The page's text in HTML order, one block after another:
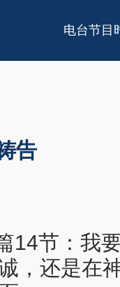
电台节目
告
14节：我
，还是在